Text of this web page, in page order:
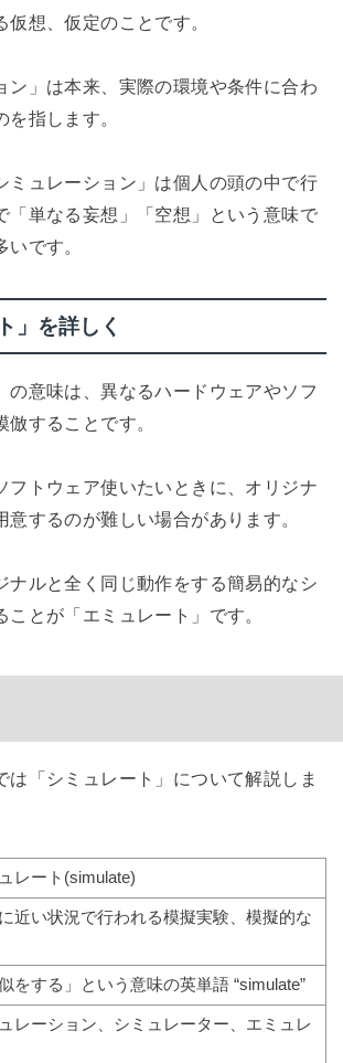
仮想、仮定のことです。
ン」は本来、実際の環境や条件に合わ
指します。
ミュレーション」は個人の頭の中で行
「単なる妄想」「空想」という意味で
です。
」を詳しく
の意味は、異なるハードウェアやソフ
倣することです。
フトウェア使いたいときに、オリジナ
意するのが難しい場合があります。
ナルと全く同じ動作をする簡易的なシ
ことが「エミュレート」です。
は「シミュレート」について解説しま
レート(simulate)
近い状況で行われる模擬実験、模擬的な
似をする」という意味の英単語 “simulate”
レーション、シミュレーター、エミュレ